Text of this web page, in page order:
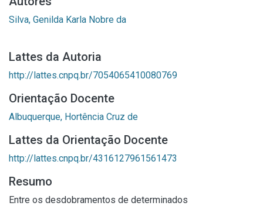
Silva, Genilda Karla Nobre da
Lattes da Autoria
http://lattes.cnpq.br/7054065410080769
Orientação Docente
Albuquerque, Hortência Cruz de
Lattes da Orientação Docente
http://lattes.cnpq.br/4316127961561473
Resumo
Entre os desdobramentos de determinados